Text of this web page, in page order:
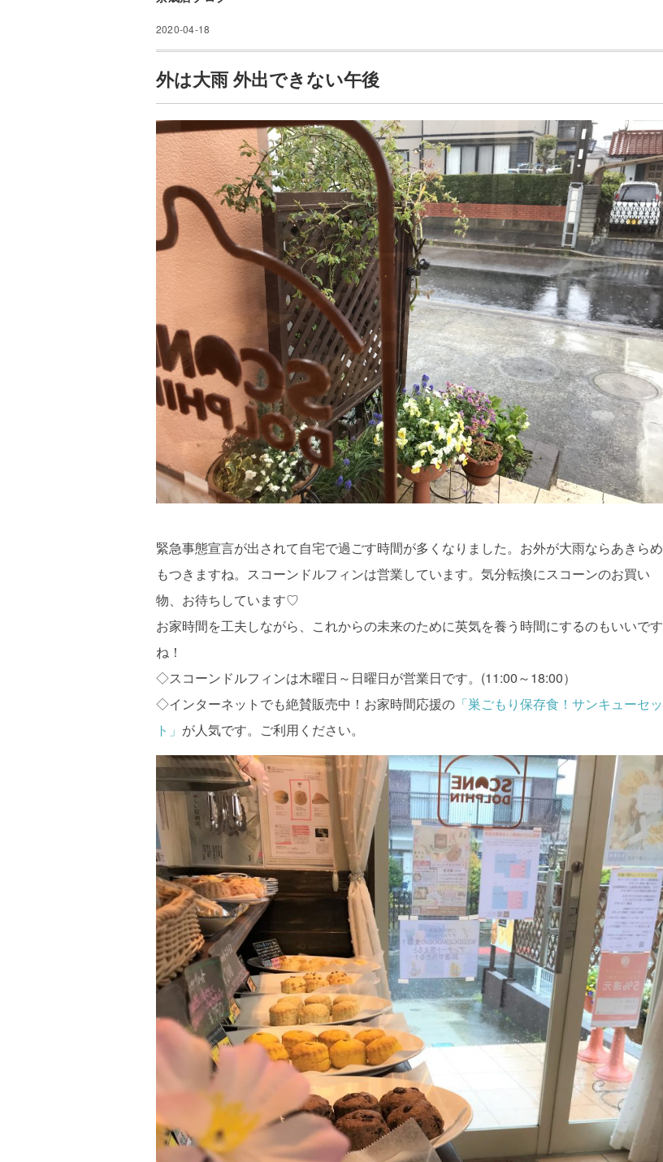
2020-04-18
外は大雨 外出できない午後
緊急事態宣言が出されて自宅で過ごす時間が多くなりました。お外が大雨ならあきらめ
もつきますね。スコーンドルフィンは営業しています。気分転換にスコーンのお買い
物、お待ちしています♡
お家時間を工夫しながら、これからの未来のために英気を養う時間にするのもいいです
ね！
◇スコーンドルフィンは木曜日～日曜日が営業日です。(11:00～18:00）
◇インターネットでも絶賛販売中！お家時間応援の 「巣ごもり保存食！サンキューセッ
ト」 が人気です。ご利用ください。